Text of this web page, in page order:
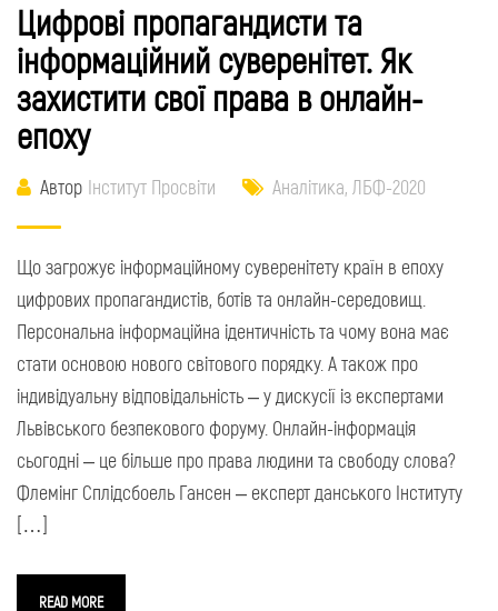
Цифрові пропагандисти та
інформаційний суверенітет. Як
захистити свої права в онлайн-
епоху
Автор Інститут Просвіти Аналітика, ЛБФ-2020
Що загрожує інформаційному суверенітету країн в епоху
цифрових пропагандистів, ботів та онлайн-середовищ.
Персональна інформаційна ідентичність та чому вона має
стати основою нового світового порядку. А також про
індивідуальну відповідальність – у дискусії із експертами
Львівського безпекового форуму. Онлайн-інформація
сьогодні – це більше про права людини та свободу слова?
Флемінг Сплідсбоель Гансен – експерт данського Інституту
[…]
READ MORE